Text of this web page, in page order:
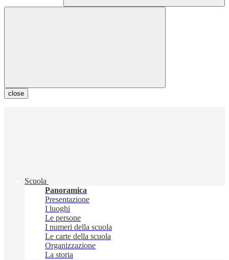
close
Scuola
Panoramica
Presentazione
I luoghi
Le persone
I numeri della scuola
Le carte della scuola
Organizzazione
La storia